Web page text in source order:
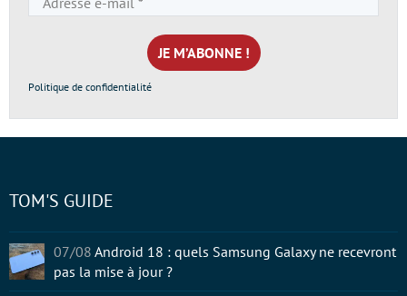
e-
mail
*
Politique de confidentialité
TOM'S GUIDE
07/08 Android 18 : quels Samsung Galaxy ne recevront
pas la mise à jour ?